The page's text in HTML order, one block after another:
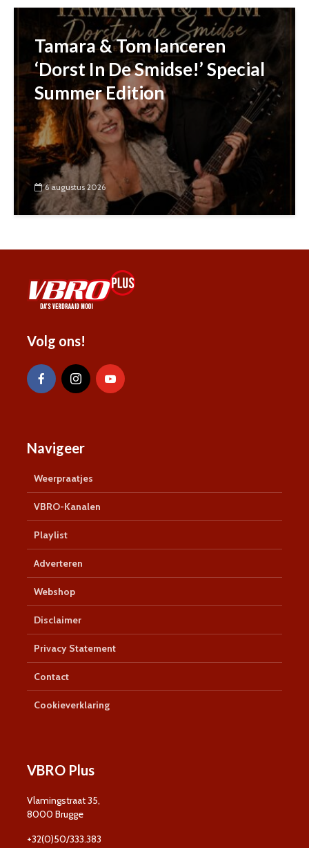
Tamara & Tom lanceren
‘Dorst In De Smidse!’ Special
Summer Edition
6 augustus 2026
Volg ons!
Navigeer
Weerpraatjes
VBRO-Kanalen
Playlist
Adverteren
Webshop
Disclaimer
Privacy Statement
Contact
Cookieverklaring
VBRO Plus
Vlamingstraat 35,
8000 Brugge
+32(0)50/333.383